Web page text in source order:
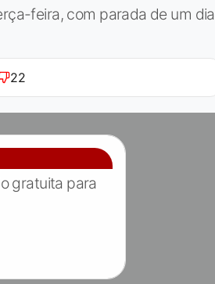
feira, com parada de um dia
22
gratuita para